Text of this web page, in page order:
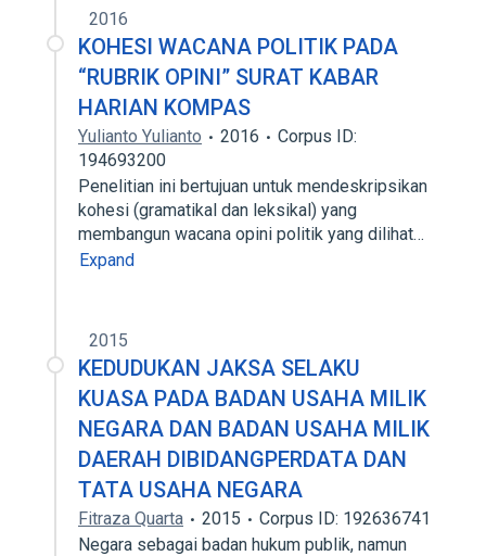
2016
KOHESI WACANA POLITIK PADA
“RUBRIK OPINI” SURAT KABAR
HARIAN KOMPAS
Yulianto Yulianto 2016
Corpus ID:
194693200
Penelitian ini bertujuan untuk mendeskripsikan
kohesi (gramatikal dan leksikal) yang
membangun wacana opini politik yang dilihat…
Expand
2015
KEDUDUKAN JAKSA SELAKU
KUASA PADA BADAN USAHA MILIK
NEGARA DAN BADAN USAHA MILIK
DAERAH DIBIDANGPERDATA DAN
TATA USAHA NEGARA
Fitraza Quarta 2015
Corpus ID: 192636741
Negara sebagai badan hukum publik, namun